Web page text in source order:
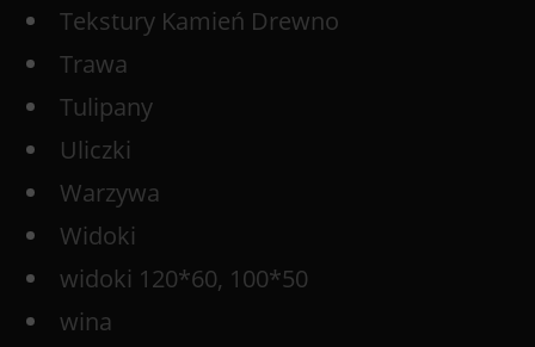
Tekstury Kamień Drewno
Trawa
Tulipany
Uliczki
Warzywa
Widoki
widoki 120*60, 100*50
wina